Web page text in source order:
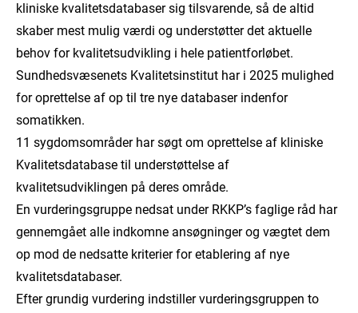
kliniske kvalitetsdatabaser sig tilsvarende, så de altid
skaber mest mulig værdi og understøtter det aktuelle
behov for kvalitetsudvikling i hele patientforløbet.
Sundhedsvæsenets Kvalitetsinstitut har i 2025 mulighed
for oprettelse af op til tre nye databaser indenfor
somatikken.
11 sygdomsområder har søgt om oprettelse af kliniske
Kvalitetsdatabase til understøttelse af
kvalitetsudviklingen på deres område.
En vurderingsgruppe nedsat under RKKP’s faglige råd har
gennemgået alle indkomne ansøgninger og vægtet dem
op mod de nedsatte kriterier for etablering af nye
kvalitetsdatabaser.
Efter grundig vurdering indstiller vurderingsgruppen to